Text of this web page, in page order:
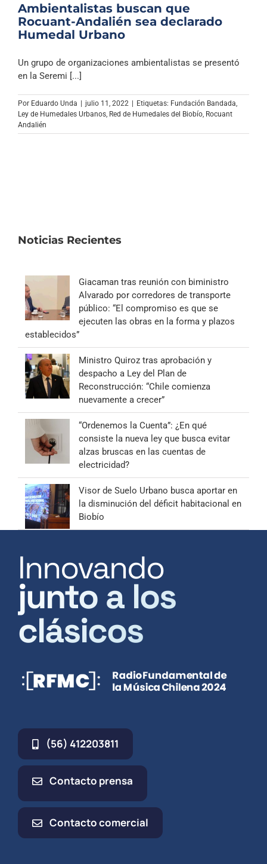
Ambientalistas buscan que
Rocuant-Andalién sea declarado
Humedal Urbano
Un grupo de organizaciones ambientalistas se presentó
en la Seremi [...]
Por Eduardo Unda | julio 11, 2022 | Etiquetas: Fundación Bandada,
Ley de Humedales Urbanos, Red de Humedales del Biobío, Rocuant
Andalién
Noticias Recientes
Giacaman tras reunión con biministro
Alvarado por corredores de transporte
público: “El compromiso es que se
ejecuten las obras en la forma y plazos
establecidos”
Ministro Quiroz tras aprobación y
despacho a Ley del Plan de
Reconstrucción: “Chile comienza
nuevamente a crecer”
“Ordenemos la Cuenta”: ¿En qué
consiste la nueva ley que busca evitar
alzas bruscas en las cuentas de
electricidad?
Visor de Suelo Urbano busca aportar en
la disminución del déficit habitacional en
Biobío
Innovando
junto a los
clásicos
(56) 412203811
Contacto prensa
Contacto comercial